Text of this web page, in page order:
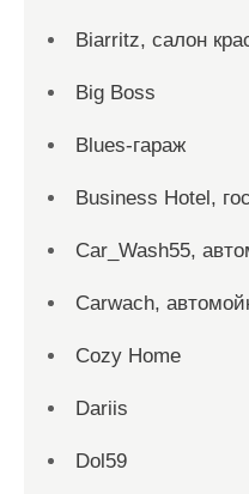
Biarritz, салон
Big Boss
Blues-гараж
Business Hotel,
Car_Wash55,
Carwach,
Cozy Home
Dariis
Dol59